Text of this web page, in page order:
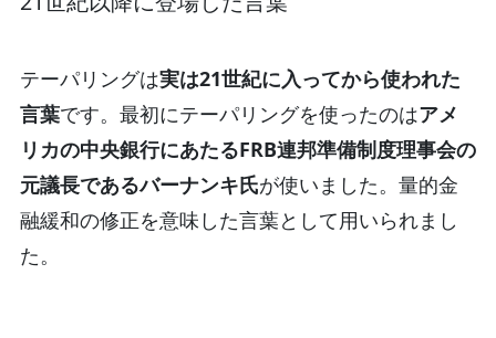
テーパリングは実は21世紀に入ってから使われた
言葉です。最初にテーパリングを使ったのはアメ
リカの中央銀行にあたるFRB連邦準備制度理事会の
元議長であるバーナンキ氏が使いました。量的金
融緩和の修正を意味した言葉として用いられまし
た。